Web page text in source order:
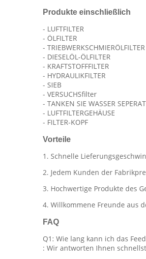
Produkte einschließlich
- LUFTFILTER
- ÖLFILTER
- TRIEBWERKSCHMIERÖLFILTER
- DIESELÖL-ÖLFILTER
- KRAFTSTOFFFILTER
- HYDRAULIKFILTER
- SIEB
- VERSUCHSfilter
- TANKEN SIE WASSER
- LUFTFILTERGEHÄUSE
- FILTER-KOPF
Vorteile
1. Schnelle
2. Jedem Kunden der
3. Hochwertige Produkte des
4. Willkommene Freunde aus
FAQ
Q1: Wie lang kann ich das
: Wir antworten Ihnen